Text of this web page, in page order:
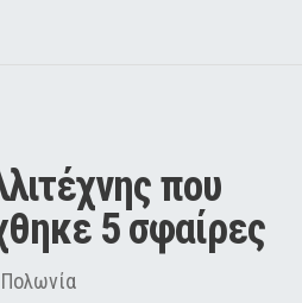
που
5 σφαίρες